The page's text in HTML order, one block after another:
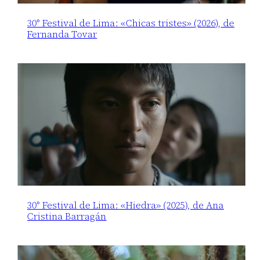
30° Festival de Lima: «Chicas tristes» (2026), de
Fernanda Tovar
30° Festival de Lima: «Hiedra» (2025), de Ana
Cristina Barragán